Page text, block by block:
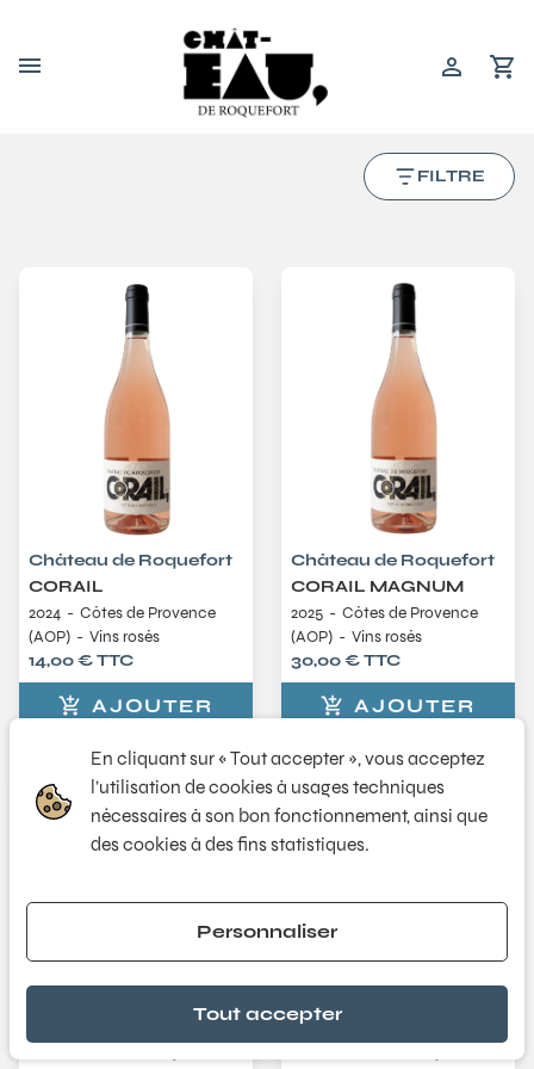
FILTRE
Château de Roquefort
CORAIL
2024
Côtes de Provence
(AOP)
Vins rosés
14,00 € TTC
AJOUTER
Château de Roquefort
CORAIL MAGNUM
2025
Côtes de Provence
(AOP)
Vins rosés
30,00 € TTC
AJOUTER
En cliquant sur « Tout accepter », vous acceptez
l’utilisation de cookies à usages techniques
nécessaires à son bon fonctionnement, ainsi que
des cookies à des fins statistiques.
Personnaliser
Tout accepter